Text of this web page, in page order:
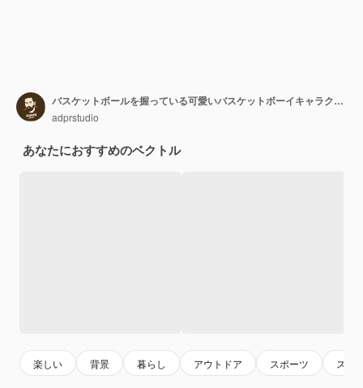
バスケットボールを握っている可愛いバスケットボーイキャラクター
adprstudio
あなたにおすすめのベクトル
楽しい 背景 暮らし アウトドア スポーツ スコ